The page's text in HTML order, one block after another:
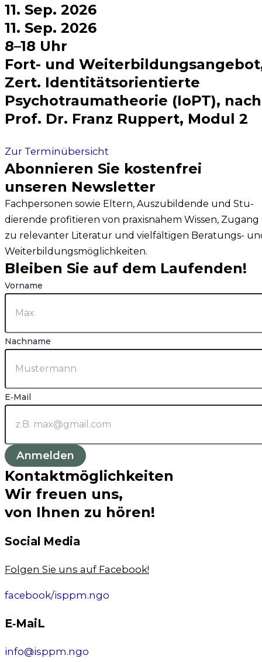
11. Sep. 2026
11. Sep. 2026
8–18 Uhr
Fort- und
Zert. Identitätsorientierte
Psychotraumatheorie (IoPT), nach
Prof. Dr. Franz Ruppert, Modul 2
Zur Ter­min­über­sicht
Abonnieren Sie kostenfrei
unseren Newsletter
Fach­per­so­nen sowie Eltern, Aus­zu­bil­den­de und Stu­
die­ren­de pro­fi­tie­ren von pra­xis­na­hem Wis­sen, Zugang
zu rele­van­ter Lite­ra­tur und viel­fäl­ti­gen Bera­tungs-
Wei­ter­bil­dungs­mög­lich­kei­ten.
Bleiben Sie auf dem Laufenden!
Vor­na­me
Nach­na­me
E‑Mail
Anmelden
Kontaktmöglichkeiten
Wir freuen uns,
von Ihnen zu hören!
Social Media
Fol­gen Sie uns auf Face­book!
facebook/isppm.ngo
E‑MaiL
info@isppm.ngo